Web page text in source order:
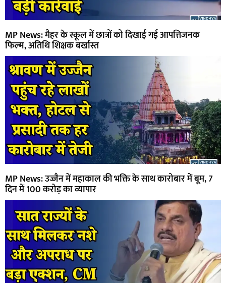
MP News: मैहर के स्कूल में छात्रों को दिखाई गई आपत्तिजनक
फिल्म, अतिथि शिक्षक बर्खास्त
MP News: उज्जैन में महाकाल की भक्ति के साथ कारोबार में बूम, 7
दिन में 100 करोड़ का व्यापार